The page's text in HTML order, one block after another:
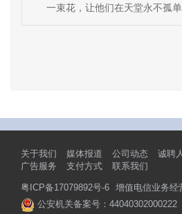
一束花，让他们在天堂永不孤单
关于我们 媒体报道 公司动态 诚聘
广告服务
支付方式 联系我们
粤ICP备17079892号-6 增值电信业务经
公安机关备案号：44040302000222